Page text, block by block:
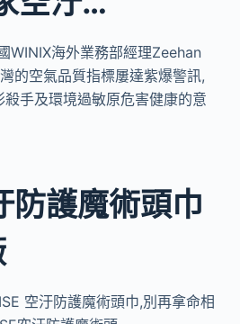
WINIX海外業務部經理Zeehan
的空氣品質指標屢達紫爆警訊,
手及環境過敏原危害健康的意
防護魔術頭巾
空汙防護魔術頭巾,別再拿命相